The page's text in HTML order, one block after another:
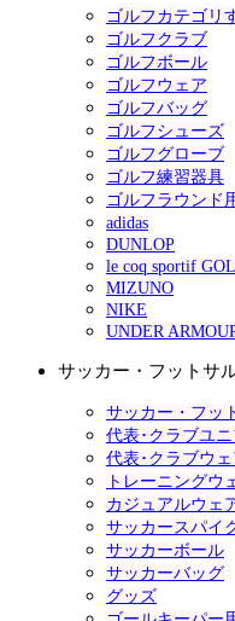
ゴルフカテゴリ
ゴルフクラブ
ゴルフボール
ゴルフウェア
ゴルフバッグ
ゴルフシューズ
ゴルフグローブ
ゴルフ練習器具
ゴルフラウンド
adidas
DUNLOP
le coq sportif
MIZUNO
NIKE
UNDER
サッカー・フットサ
サッカー・フッ
代表･クラブユ
代表･クラブウ
トレーニングウ
カジュアルウェ
サッカースパイ
サッカーボール
サッカーバッグ
グッズ